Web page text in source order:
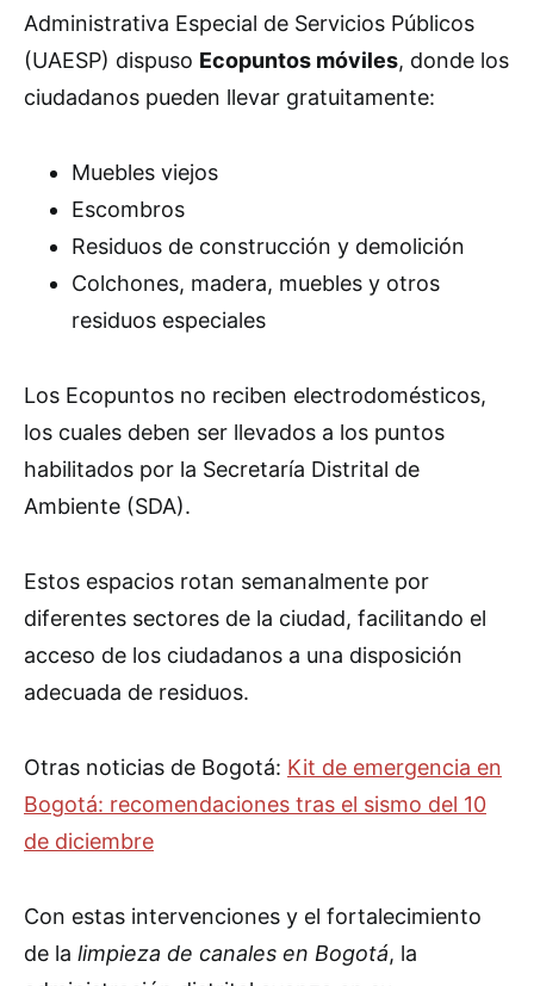
Administrativa Especial de Servicios Públicos
(UAESP) dispuso Ecopuntos móviles, donde los
ciudadanos pueden llevar gratuitamente:
Muebles viejos
Escombros
Residuos de construcción y demolición
Colchones, madera, muebles y otros
residuos especiales
Los Ecopuntos no reciben electrodomésticos,
los cuales deben ser llevados a los puntos
habilitados por la Secretaría Distrital de
Ambiente (SDA).
Estos espacios rotan semanalmente por
diferentes sectores de la ciudad, facilitando el
acceso de los ciudadanos a una disposición
adecuada de residuos.
Otras noticias de Bogotá: Kit de emergencia en
Bogotá: recomendaciones tras el sismo del 10
de diciembre
Con estas intervenciones y el fortalecimiento
de la limpieza de canales en Bogotá, la